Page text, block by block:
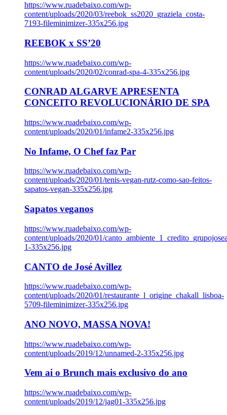
https://www.ruadebaixo.com/wp-
content/uploads/2020/03/reebok_ss2020_graziela_costa-
7193-fileminimizer-335x256.jpg
REEBOK x SS’20
https://www.ruadebaixo.com/wp-
content/uploads/2020/02/conrad-spa-4-335x256.jpg
CONRAD ALGARVE APRESENTA
CONCEITO REVOLUCIONÁRIO DE SPA
https://www.ruadebaixo.com/wp-
content/uploads/2020/01/infame2-335x256.jpg
No Infame, O Chef faz Par
https://www.ruadebaixo.com/wp-
content/uploads/2020/01/tenis-vegan-rutz-como-sao-feitos-
sapatos-vegan-335x256.jpg
Sapatos veganos
https://www.ruadebaixo.com/wp-
content/uploads/2020/01/
1-335x256.jpg
CANTO de José Avillez
https://www.ruadebaixo.com/wp-
content/uploads/2020/01/restaurante_l_origine_chakall_lisboa-
5709-fileminimizer-335x256.jpg
ANO NOVO, MASSA NOVA!
https://www.ruadebaixo.com/wp-
content/uploads/2019/12/unnamed-2-335x256.jpg
Vem ai o Brunch mais exclusivo do ano
https://www.ruadebaixo.com/wp-
content/uploads/2019/12/jag01-335x256.jpg